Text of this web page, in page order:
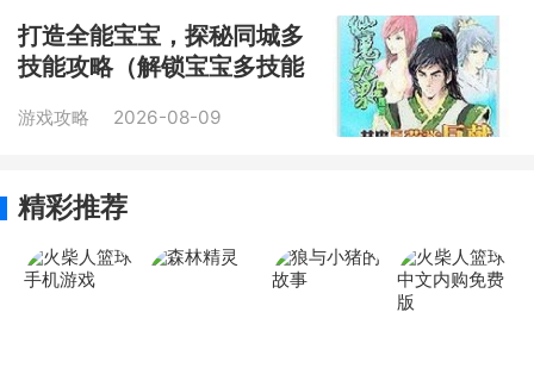
打造全能宝宝，探秘同城多
技能攻略（解锁宝宝多技能
游戏攻略 2026-08-09
精彩推荐